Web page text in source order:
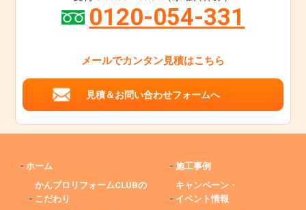
0120-054-331
メールでカンタン見積はこちら
見積＆お問い合わせフォームへ
-ホーム
-
かんプロリフォームCLUBの
こだわり
-施工事例
-
キャンペーン・
イベント情報